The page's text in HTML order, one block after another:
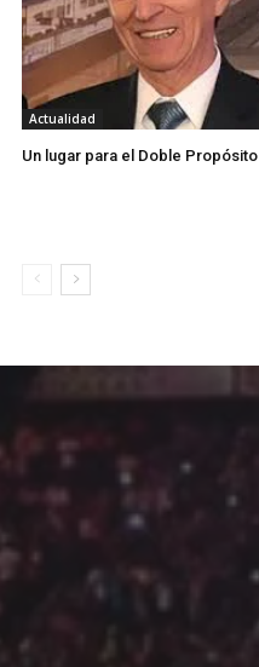
Actualidad
Un lugar para el Doble Propósito